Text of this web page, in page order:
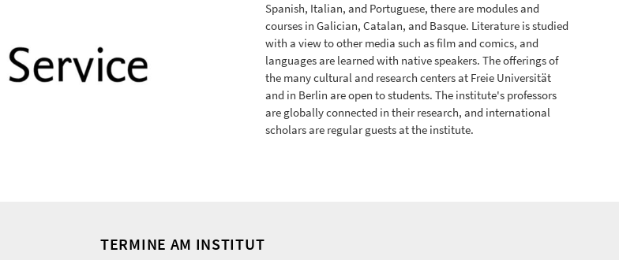
Spanish, Italian, and Portuguese, there are modules and
courses in Galician, Catalan, and Basque. Literature is studied
with a view to other media such as film and comics, and
languages are learned with native speakers. The offerings of
the many cultural and research centers at Freie Universität
and in Berlin are open to students. The institute's professors
are globally connected in their research, and international
scholars are regular guests at the institute.
TERMINE AM INSTITUT